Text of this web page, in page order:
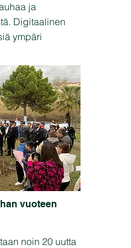
ja
Digitaalinen
ympäri
vuoteen
noin 20 uutta